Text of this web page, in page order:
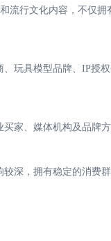
流行文化内容，不仅
玩具模型品牌、IP授
家、媒体机构及品牌
深，拥有稳定的消费